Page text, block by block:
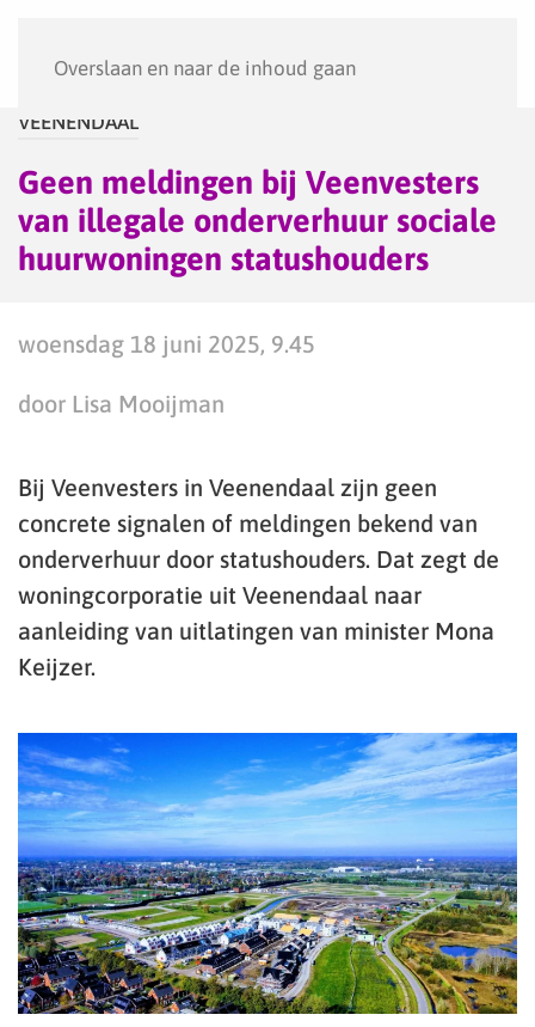
Overslaan en naar de inhoud gaan
VEENENDAAL
Geen meldingen bij Veenvesters
van illegale onderverhuur sociale
huurwoningen statushouders
woensdag 18 juni 2025, 9.45
door Lisa Mooijman
Bij Veenvesters in Veenendaal zijn geen
concrete signalen of meldingen bekend van
onderverhuur door statushouders. Dat zegt de
woningcorporatie uit Veenendaal naar
aanleiding van uitlatingen van minister Mona
Keijzer.